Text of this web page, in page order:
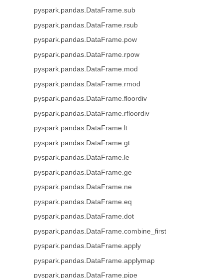
pyspark.pandas.DataFrame.sub
pyspark.pandas.DataFrame.rsub
pyspark.pandas.DataFrame.pow
pyspark.pandas.DataFrame.rpow
pyspark.pandas.DataFrame.mod
pyspark.pandas.DataFrame.rmod
pyspark.pandas.DataFrame.floordiv
pyspark.pandas.DataFrame.rfloordiv
pyspark.pandas.DataFrame.lt
pyspark.pandas.DataFrame.gt
pyspark.pandas.DataFrame.le
pyspark.pandas.DataFrame.ge
pyspark.pandas.DataFrame.ne
pyspark.pandas.DataFrame.eq
pyspark.pandas.DataFrame.dot
pyspark.pandas.DataFrame.combine_first
pyspark.pandas.DataFrame.apply
pyspark.pandas.DataFrame.applymap
pyspark.pandas.DataFrame.pipe